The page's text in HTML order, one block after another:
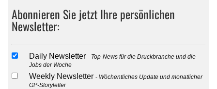
Abonnieren Sie jetzt Ihre persönlichen
Newsletter:
Daily Newsletter
Top-News für die Druckbranche und die
Jobs der Woche
Weekly Newsletter
Wöchentliches Update und monatlicher
GP-Storyletter